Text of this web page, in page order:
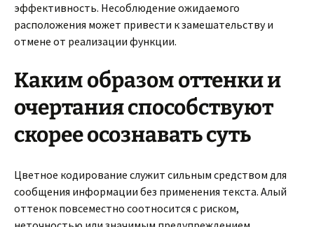
эффективность. Несоблюдение ожидаемого
расположения может привести к замешательству и
отмене от реализации функции.
Каким образом оттенки и
очертания способствуют
скорее осознавать суть
Цветное кодирование служит сильным средством для
сообщения информации без применения текста. Алый
оттенок повсеместно соотносится с риском,